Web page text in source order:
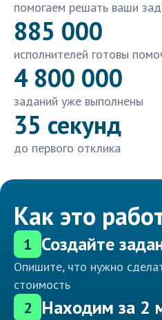
помогаем решать ваши
885 000
исполнителей готовы
4 800 000
заданий уже выполнены
35 секунд
до первого отклика
Как это
1 Создайте
Опишите, что нужно
стоимость
2 Находим за 2